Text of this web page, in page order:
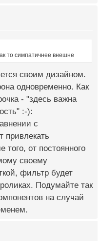
то симпатичнее внешне
своим дизайном.
одновременно. Как
- "здесь важна
:-):
с
привлекать
от постоянного
своему
фильтр будет
Подумайте так
на случай